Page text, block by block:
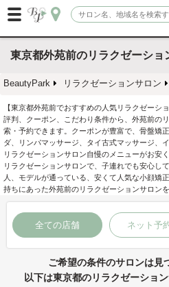
東京都外苑前のリラクゼーショ
BeautyPark リラクゼーションサロン
【東京都外苑前でおすすめの人気リラクゼーシ
評判、クーポン、こだわり条件から、外苑前の
索・予約できます。クーポンが豊富で、骨盤矯
ダ、リンパマッサージ、タイ古式マッサージ、
リラクゼーションサロン自慢のメニューがお安
リラクゼーションサロンで、子連れでも安心し
人、モデルが通っている、安くて人気な小顔矯
持ちにあった外苑前のリラクゼーションサロンを
全ての店舗 ネット予
ご希望の条件のサロンは見
以下は東京都のリラクゼーショ